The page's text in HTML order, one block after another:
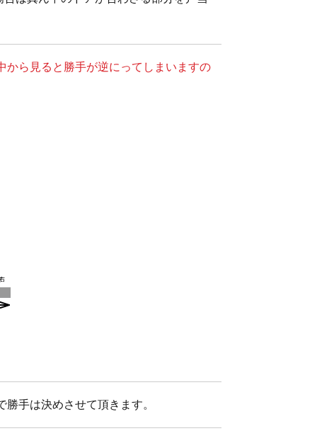
から見ると勝手が逆にってしまいますの
手は決めさせて頂きます。